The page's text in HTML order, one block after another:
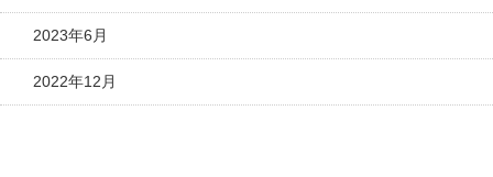
2023年6月
2022年12月